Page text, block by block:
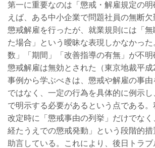
第一に重要なのは「懲戒・解雇規定の明
えば、ある中小企業で問題社員の無断
懲戒解雇を行ったが、就業規則には「
た場合」という曖昧な表現しかなかった
数」「期間」「改善指導の有無」が不明
懲戒解雇は無効とされた（東京地裁平
事例から学ぶべきは、懲戒や解雇の事
ではなく、一定の行為を具体的に例示し
で明示する必要があるという点である
改定時に「懲戒事由の列挙」だけでな
経たうえでの懲戒発動」という段階的措
助言している。これにより、後日トラブ